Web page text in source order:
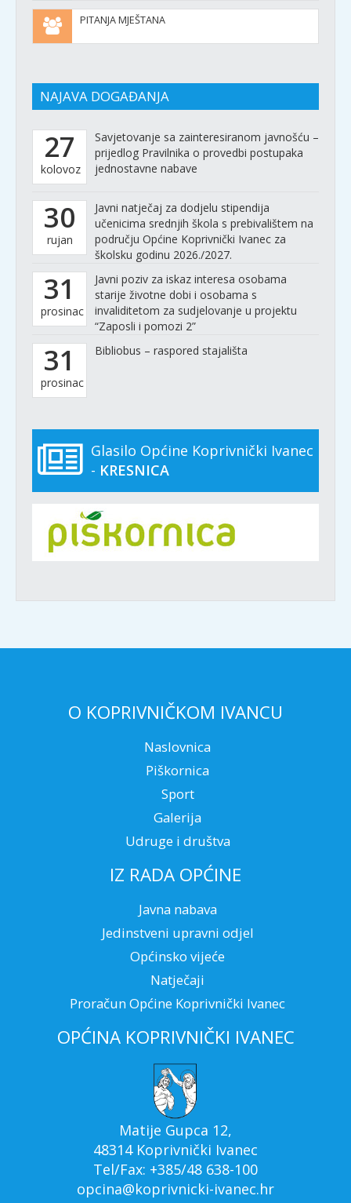
PITANJA MJEŠTANA
NAJAVA DOGAĐANJA
27
kolovoz
Savjetovanje sa zainteresiranom javnošću –
prijedlog Pravilnika o provedbi postupaka
jednostavne nabave
30
rujan
Javni natječaj za dodjelu stipendija
učenicima srednjih škola s prebivalištem na
području Općine Koprivnički Ivanec za
školsku godinu 2026./2027.
31
prosinac
Javni poziv za iskaz interesa osobama
starije životne dobi i osobama s
invaliditetom za sudjelovanje u projektu
“Zaposli i pomozi 2”
31
prosinac
Bibliobus – raspored stajališta
Glasilo Općine Koprivnički Ivanec
- KRESNICA
O KOPRIVNIČKOM IVANCU
Naslovnica
Piškornica
Sport
Galerija
Udruge i društva
IZ RADA OPĆINE
Javna nabava
Jedinstveni upravni odjel
Općinsko vijeće
Natječaji
Proračun Općine Koprivnički Ivanec
OPĆINA KOPRIVNIČKI IVANEC
Matije Gupca 12,
48314 Koprivnički Ivanec
Tel/Fax: +385/48 638-100
opcina@koprivnicki-ivanec.hr